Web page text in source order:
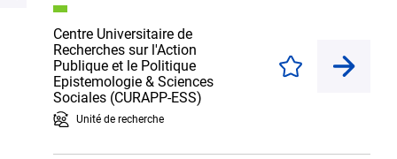
Centre Universitaire de
Recherches sur l'Action
Publique et le Politique
Epistemologie & Sciences
Sociales (CURAPP-ESS)
Unité de recherche
Enregistrer